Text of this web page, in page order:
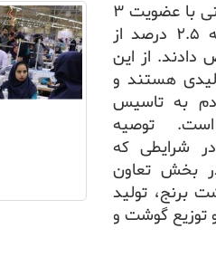
هم اکنون بیش از ۱۰۵ هزار تعاونی با عضویت ۳
میلیون نفر در کشور فعالند که ۲.۵ درصد از
دادند. از این
تولیدی هستند و
به تاسیس
است. توصیه
شرایطی که
بخش تعاون
برنج، تولید
توزیع گوشت و